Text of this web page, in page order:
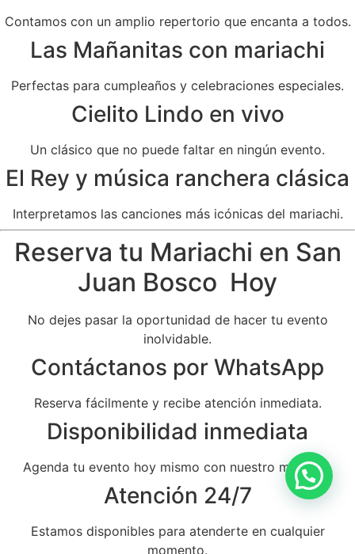
Contamos con un amplio repertorio que encanta a todos.
Las Mañanitas con mariachi
Perfectas para cumpleaños y celebraciones especiales.
Cielito Lindo en vivo
Un clásico que no puede faltar en ningún evento.
El Rey y música ranchera clásica
Interpretamos las canciones más icónicas del mariachi.
Reserva tu Mariachi en San
Juan Bosco Hoy
No dejes pasar la oportunidad de hacer tu evento
inolvidable.
Contáctanos por WhatsApp
Reserva fácilmente y recibe atención inmediata.
Disponibilidad inmediata
Agenda tu evento hoy mismo con nuestro mariachi.
Atención 24/7
Estamos disponibles para atenderte en cualquier
momento.